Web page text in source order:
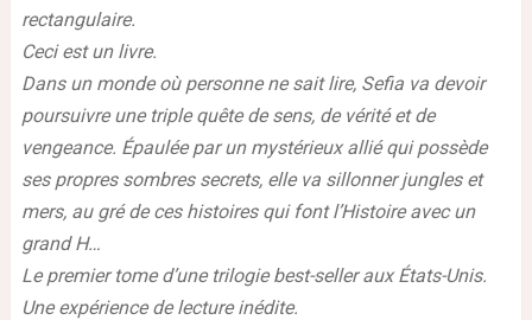
rectangulaire.
Ceci est un livre.
Dans un monde où personne ne sait lire, Sefia va devoir
poursuivre une triple quête de sens, de vérité et de
vengeance. Épaulée par un mystérieux allié qui possède
ses propres sombres secrets, elle va sillonner jungles et
mers, au gré de ces histoires qui font l’Histoire avec un
grand H…
Le premier tome d’une trilogie best-seller aux États-Unis.
Une expérience de lecture inédite.